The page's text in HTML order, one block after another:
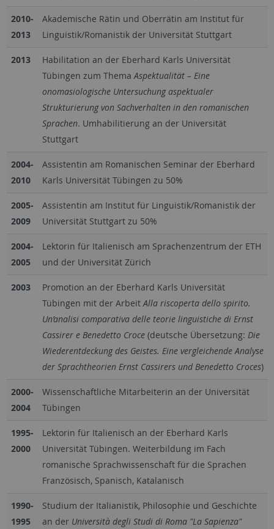
2010-
2013
Akademische Rätin und Oberrätin am Institut für
Linguistik/Romanistik der Universität Stuttgart
2013
Habilitation an der Eberhard Karls Universität
Tübingen zum Thema Aspektualität – Eine
onomasiologische Untersuchung aspektualer
Strukturierung von Sachverhalten in den romanischen
Sprachen. Umhabilitierung an der Universität
Stuttgart
2004-
2010
Assistentin am Romanischen Seminar der Eberhard
Karls Universität Tübingen zu 50%
2005-
2009
Assistentin am Institut für Linguistik/Romanistik der
Universität Stuttgart zu 50%
2004-
2005
Lektorin für Italienisch am Sprachenzentrum der ETH
und der Universität Zürich
2003
Promotion an der Eberhard Karls Universität
Tübingen mit der Arbeit Alla riscoperta dello spirito.
Un’analisi comparativa delle teorie linguistiche di Ernst
Cassirer e Benedetto Croce(deutsche Übersetzung: Die
Wiederentdeckung des Geistes. Eine vergleichende Analyse
der Sprachtheorien Ernst Cassirers und Benedetto Croces)
2000-
2004
Wissenschaftliche Mitarbeiterin an der Universität
Tübingen
1995-
2000
Lektorin für Italienisch an der Eberhard Karls
Universität Tübingen. Weiterbildung im Fach
romanische Sprachwissenschaft für die Sprachen
Französisch, Spanisch, Katalanisch
1990-
1995
Studium der Italianistik, Philosophie und Geschichte
an der Università degli Studi di Roma "La Sapienza"